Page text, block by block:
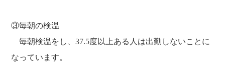
③毎朝の検温
毎朝検温をし、37.5度以上ある人は出勤しないことに
なっています。